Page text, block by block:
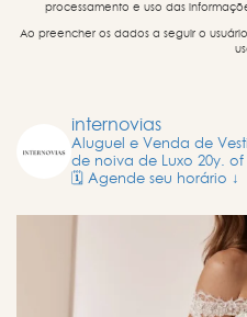
processamento e uso das
Ao preencher os dados a seguir o
internovias
Aluguel e Venda de
de noiva de Luxo 20y. of
🗓️ Agende seu horário ↓